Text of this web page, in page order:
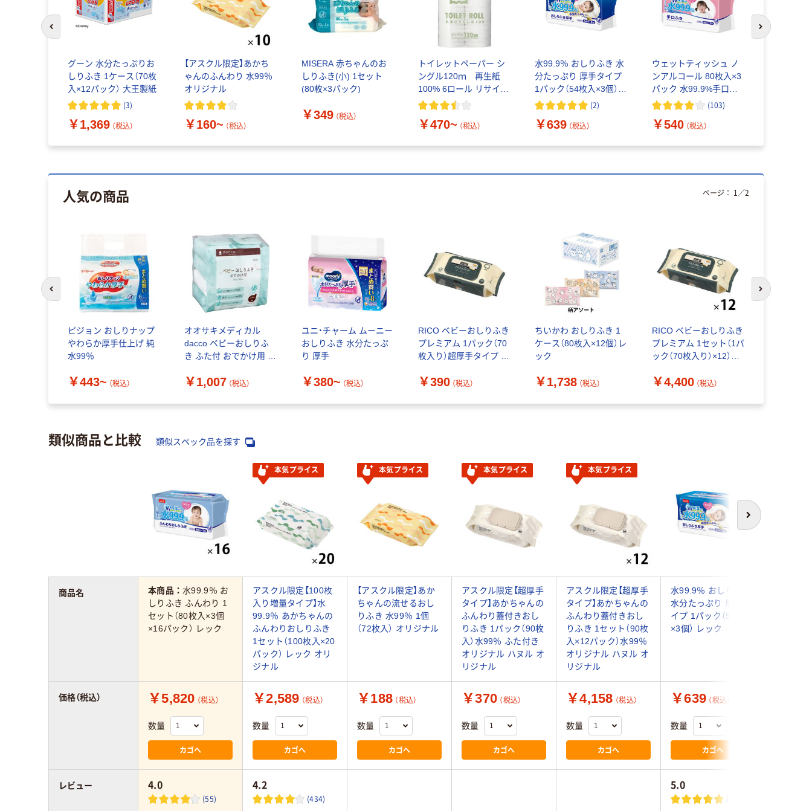
グーン 水分たっぷりお
しりふき 1ケース（70枚
入×12パック） 大王製紙
(3)
￥1,369 （税込）
【アスクル限定】あかち
ゃんのふんわり 水99％
オリジナル
￥160~ （税込）
MISERA 赤ちゃんのお
しりふき(小) 1セット
(80枚×3パック)
￥349 （税込）
トイレットペーパー シ
ングル120ｍ 再生紙
100% 6ロール リサイク
ル100 芯あり FSC認
￥470~ （税込）
水99.9％ おしりふき 水
分たっぷり 厚手タイプ
1パック（54枚入×3個）
レック
(2)
￥639 （税込）
ウェットティッシュ ノ
ンアルコール 80枚入×3
パック 水99.9%手口ふ
き アイプラス (103)
￥540 （税込）
次のスライド
人気の商品
ピジョン おしりナップ
やわらか厚手仕上げ 純
水99％
￥443~ （税込）
オオサキメディカル
dacco ベビーおしりふ
き ふた付 おでかけ用 厚
入）×8）
￥1,007 （税込）
ユニ・チャーム ムーニー
おしりふき 水分たっぷ
り 厚手
￥380~ （税込）
RICO ベビーおしりふき
プレミアム 1パック（70
枚入り）超厚手タイプ 厚
￥390 （税込）
ちいかわ おしりふき 1
ケース（80枚入×12個）レ
ック
￥1,738 （税込）
RICO ベビーおしりふき
プレミアム 1セット（1パ
ック（70枚入り）×12）超
ふた付き
￥4,400 （税込）
ページ： 1 ／2
前のスライドへ 次のスライド
類似商品と比較 類似スペック品を探す
次へ
本気プライス 本気プライス 本気プライス 本気プライス
本商品：水99.9％ お
しりふき ふんわり 1
セット（80枚入×3個
×16パック） レック
アスクル限定【100枚
入り増量タイプ】水
99.9％ あかちゃんの
ふんわりおしりふき
1セット（100枚入×20
パック） レック オリ
ジナル
【アスクル限定】あか
ちゃんの流せるおし
りふき 水99％ 1個
（72枚入） オリジナル
アスクル限定【超厚手
タイプ】あかちゃんの
ふんわり蓋付きおし
りふき 1パック（90枚
入）水99％ ふた付き
オリジナル ハヌル オ
リジナル
アスクル限定【超厚手
タイプ】あかちゃんの
ふんわり蓋付きおし
りふき 1セット（90枚
入×12パック）水99％
オリジナル ハヌル オ
リジナル
水99.9％ おしりふき
水分たっぷり 厚手タ
イプ 1パック（54枚入
×3個） レック
￥5,820 （税込）
数量
カゴへ
￥2,589 （税込）
数量
カゴへ
￥188 （税込）
数量
カゴへ
￥370 （税込）
数量
カゴへ
￥4,158 （税込）
数量
カゴへ
￥639 （税込）
数量
カゴへ
4.0
(55)
4.2
(434)
5.0
(2)
商品名
価格（税込）
レビュー